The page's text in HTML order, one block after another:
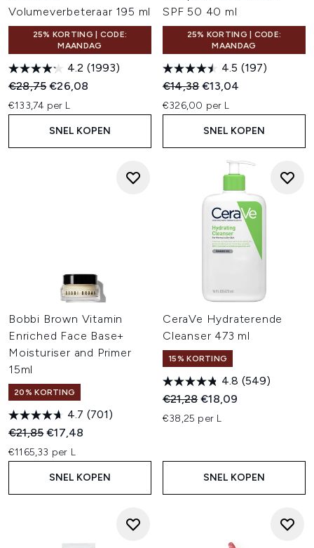
Volumeverbeteraar 195 ml
25% KORTING | CODE:
MAANDAG
4.2 (1993)
Recommended Retail Price:
€28,75Huidige prijs:
€26,08
€133,74 per L
SNEL KOPEN
SPF 50 40 ml
25% KORTING | CODE:
MAANDAG
4.5 (197)
Recommended Retail Price:
€14,38Huidige prijs:
€13,04
€326,00 per L
SNEL KOPEN
Bobbi Brown Vitamin
Enriched Face Base+
Moisturiser and Primer
15ml
20% KORTING
4.7 (701)
Recommended Retail Price:
€21,85Huidige prijs:
€17,48
€1165,33 per L
SNEL KOPEN
CeraVe Hydraterende
Cleanser 473 ml
15% KORTING
4.8 (549)
Recommended Retail Price:
€21,28Huidige prijs:
€18,09
€38,25 per L
SNEL KOPEN